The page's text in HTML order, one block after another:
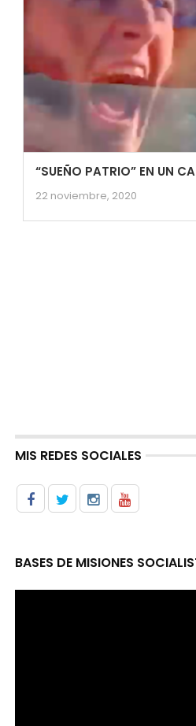
“SUEÑO PATRIO” EN UN
22 noviembre, 2020
MIS REDES SOCIALES
BASES DE MISIONES